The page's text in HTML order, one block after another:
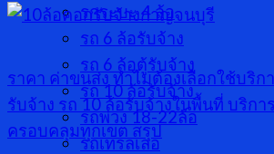
รกระบะ 4 ล้อ
รถ 6 ล้อรับจ้าง
รถ 6 ล้อตู้รับจ้าง
รถ 10 ล้อรับจ้าง
รถพ่วง 18-22ล้อ
รถเทรลเลอ
ราคา ค่าขนส่งทำไมต้องเลือกใช้บริก
รับจ้าง รถ 10 ล้อรับจ้างในพื้นที่ บริกา
ครอบคลุมทุกเขตสรุป